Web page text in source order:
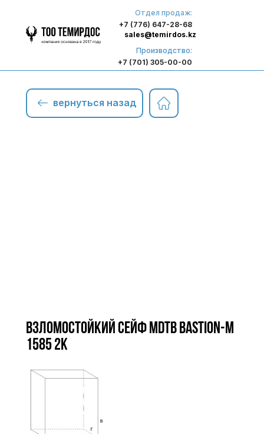
Отдел продаж:
+7 (776) 647-28-68
Производство:
+7 (701) 305-00-00
sales@temirdos.kz
вернуться назад
Взломостойкий сейф MDTB Bastion-M
1585 2K